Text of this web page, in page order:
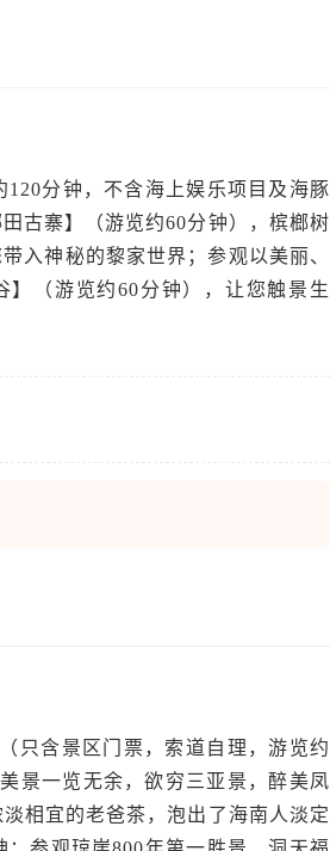
120分钟，不含海上娱乐项目及海豚
古寨】（游览约60分钟），槟榔树
入神秘的黎家世界；参观以美丽、
（游览约60分钟），让您触景生
只含景区门票，索道自理，游览约
景一览无余，欲穷三亚景，醉美凤
相宜的老爸茶，泡出了海南人淡定